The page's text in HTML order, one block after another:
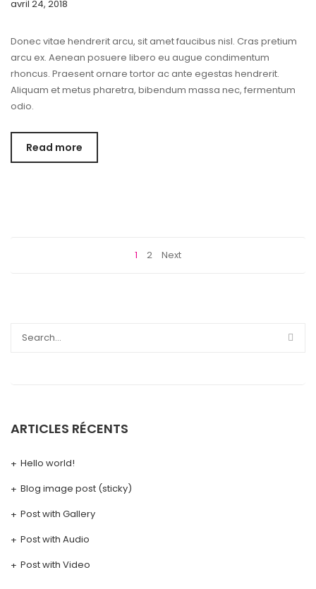
avril 24, 2018
Donec vitae hendrerit arcu, sit amet faucibus nisl. Cras pretium
arcu ex. Aenean posuere libero eu augue condimentum
rhoncus. Praesent ornare tortor ac ante egestas hendrerit.
Aliquam et metus pharetra, bibendum massa nec, fermentum
odio.
Read more
1 2 Next
ARTICLES RÉCENTS
Hello world!
Blog image post (sticky)
Post with Gallery
Post with Audio
Post with Video